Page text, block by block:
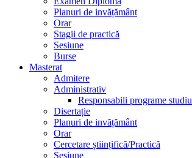
Planuri de invățământ
Orar
Stagii de practică
Sesiune
Burse
Masterat
Admitere
Administrativ
Responsabili programe studiu
Disertație
Planuri de invățământ
Orar
Cercetare științifică/Practică
Sesiune